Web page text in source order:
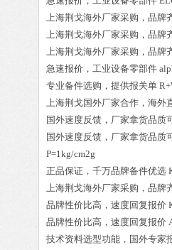
上海荆戈海外厂家采购 ，品牌
上海荆戈海外厂家采购 ，品牌
上海荆戈海外厂家采购 ，品牌
急速报价， 工业设备零部件
专业备件选购 ，提供报关单
上海荆戈国外厂家合作，海外
国外速度反馈，厂家拿货品质
国外速度反馈，厂家拿货品质
P=1kg/cm2g
正品保证 ，千万品牌备件优选
上海荆戈海外厂家采购 ，品牌
品牌性价比高 ，速度回复报价
品牌性价比高 ，速度回复报价
技术资料选型功能，国外专家